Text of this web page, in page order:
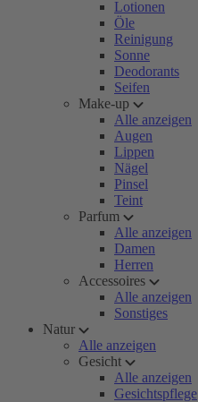
Lotionen
Öle
Reinigung
Sonne
Deodorants
Seifen
Make-up
Alle anzeigen
Augen
Lippen
Nägel
Pinsel
Teint
Parfum
Alle anzeigen
Damen
Herren
Accessoires
Alle anzeigen
Sonstiges
Natur
Alle anzeigen
Gesicht
Alle anzeigen
Gesichtspflege